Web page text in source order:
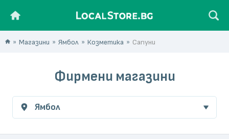
Магазини Ямбол Козметика Сапуни
Фирмени магазини
Ямбол